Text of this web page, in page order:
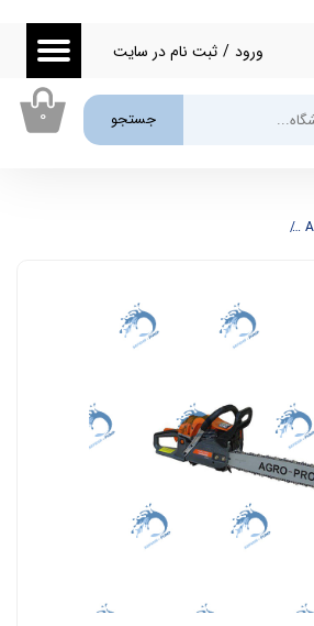
جستجو
ورود / ثبت نام در سایت
۰